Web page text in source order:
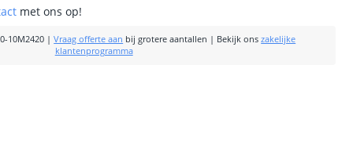
met ons op!
10M2420 |Vraag offerte aan bij grotere aantallen | Bekijk ons zakelijke
klantenprogramma